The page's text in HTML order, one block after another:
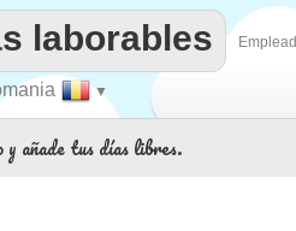
▼
laborables
añade tus días libres.